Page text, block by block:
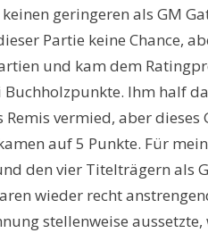
geringeren als GM
Partie keine Chance,
und kam dem
Ihm half
vermied, aber dieses
auf 5 Punkte. Für
den vier Titelträgern als
wieder recht
stellenweise